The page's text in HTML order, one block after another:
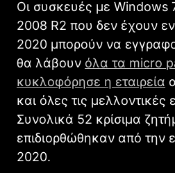
Οι συσκευές με Windows
2008 R2 που δεν έχουν
2020 μπορούν να
θα λάβουν όλα τα micro
κυκλοφόρησε η εταιρεία
και όλες τις μελλοντικές
Συνολικά 52 κρίσιμα
επιδιορθώθηκαν από την
2020.